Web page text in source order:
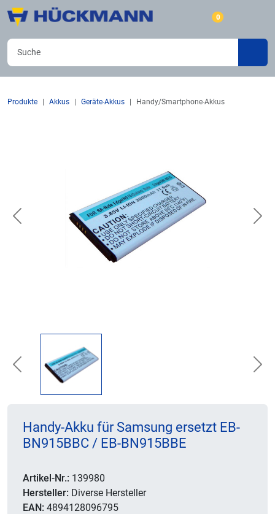
0
Produkte Akkus Geräte-Akkus Handy/Smartphone-Akkus
Previous
Previous
Handy-Akku für Samsung ersetzt EB-
BN915BBC / EB-BN915BBE
Artikel-Nr.: 139980
Hersteller: Diverse Hersteller
EAN: 4894128096795